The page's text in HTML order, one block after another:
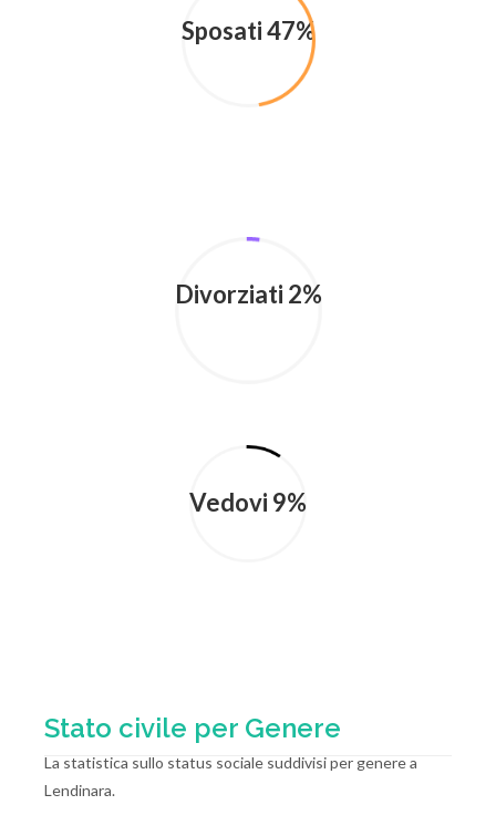
Sposati 47%
Divorziati 2%
Vedovi 9%
Stato civile per Genere
La statistica sullo status sociale suddivisi per genere a
Lendinara.